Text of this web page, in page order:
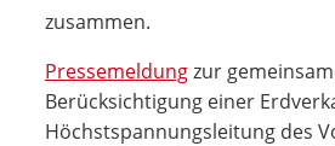
zusammen.
Pressemeldungzur
Berücksichtigung einer
Höchstspannungsleitung des